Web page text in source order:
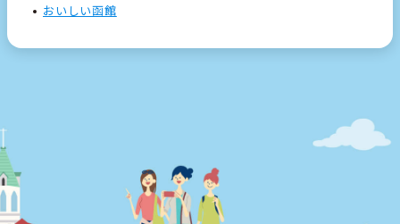
おいしい函館